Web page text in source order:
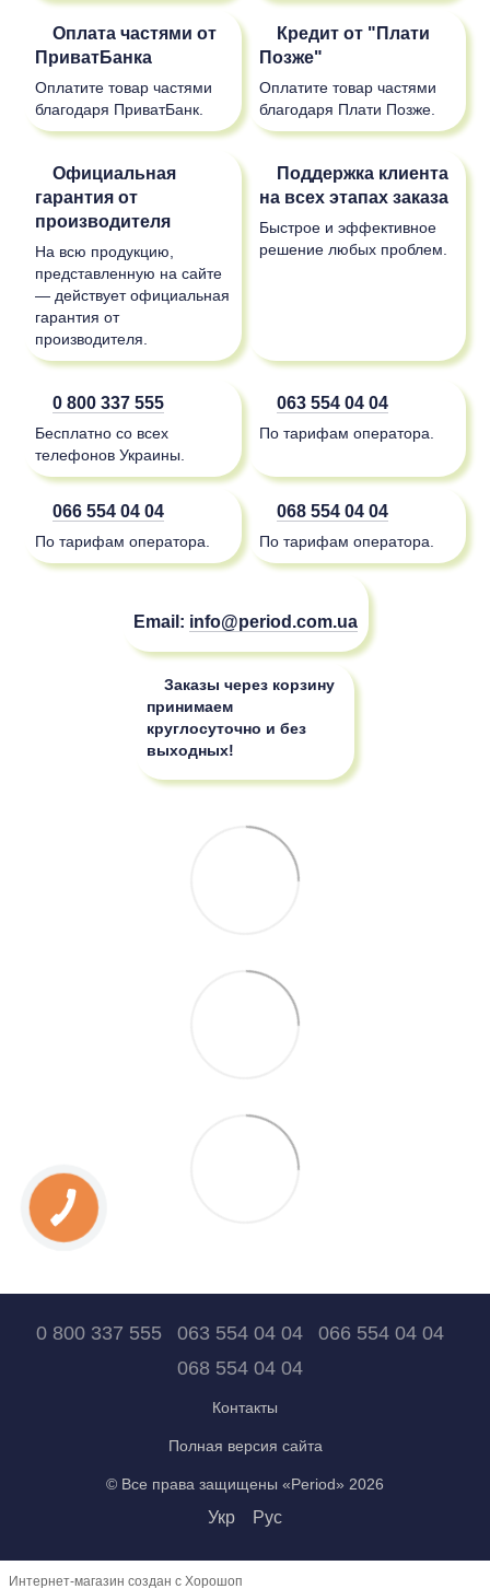
Оплата частями от
ПриватБанка
Оплатите товар частями
благодаря ПриватБанк.
Кредит от "Плати
Позже"
Оплатите товар частями
благодаря Плати Позже.
Официальная
гарантия от
производителя
На всю продукцию,
представленную на сайте
— действует официальная
гарантия от
производителя.
Поддержка клиента
на всех этапах заказа
Быстрое и эффективное
решение любых проблем.
0 800 337 555
Бесплатно со всех
телефонов Украины.
063 554 04 04
По тарифам оператора.
066 554 04 04
По тарифам оператора.
068 554 04 04
По тарифам оператора.
Email: info@period.com.ua
Заказы через корзину
принимаем
круглосуточно и без
выходных!
0 800 337 555 063 554 04 04
066 554 04 04
068 554 04 04
Контакты
Полная версия сайта
© Все права защищены «Period» 2026
Укр Рус
Интернет-магазин создан с Хорошоп